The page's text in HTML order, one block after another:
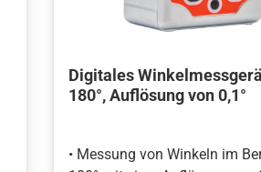
Digitales
180°, Auflösung von 0,1°
• Messung von Winkeln im